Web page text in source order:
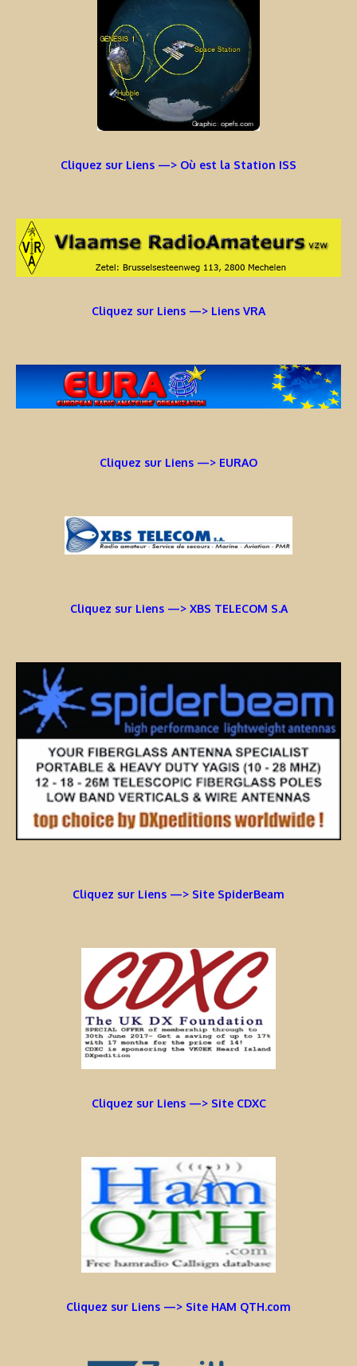
Cliquez sur Liens —> Où est la Station ISS
Cliquez sur Liens —> Liens VRA
Cliquez sur Liens —> EURAO
Cliquez sur Liens —> XBS TELECOM S.A
Cliquez sur Liens —> Site SpiderBeam
Cliquez sur Liens —> Site CDXC
Cliquez sur Liens —> Site HAM QTH.com